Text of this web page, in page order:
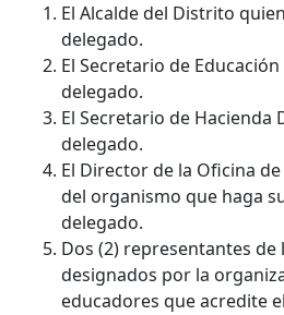
El Alcalde del Distrito
delegado.
El Secretario de
delegado.
El Secretario de Hacienda
delegado.
El Director de la Oficina
del organismo que haga
delegado.
Dos (2) representantes de
designados por la
educadores que acredite